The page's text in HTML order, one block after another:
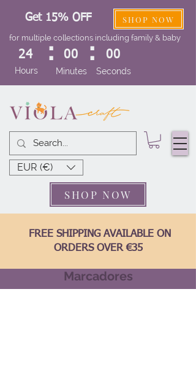
EUR (€)
FREE SHIPPING AVAILABLE ON
ORDERS OVER €35
Get 15% OFF SHOP NOW
for multiple collections including family & baby
24
Hours
: 00
Minutes
: 00
Seconds
SHOP NOW
Marcadores